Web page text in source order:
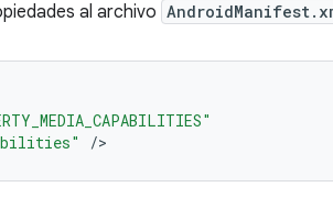
al archivo
/